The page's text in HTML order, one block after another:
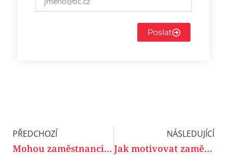
Poslat
PŘEDCHOZÍ
Mohou zaměstnanci získat mezinárodní jazykový certifikát?
NÁSLEDUJÍCÍ
Jak motivovat zaměstnance ke studiu jazyků?